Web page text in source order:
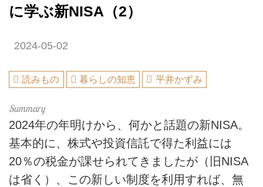
に学ぶ新NISA（2）
2024-05-02
読みもの 暮らしの知恵 平井かずみ
2024年の年明けから、何かと話題の新NISA。
基本的に、株式や投資信託で得た利益には
20％の税金が課せられてきましたが（旧NISA
は省く）、この新しい制度を利用すれば、無